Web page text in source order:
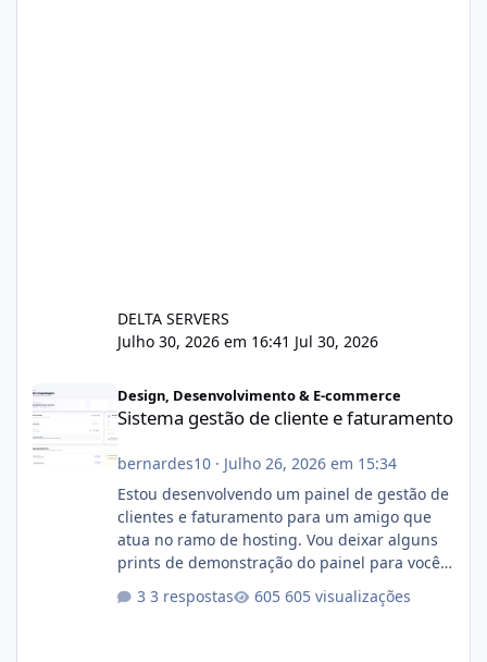
DELTA SERVERS
Julho 30, 2026 em 16:41 Jul 30, 2026
Design, Desenvolvimento & E-commerce
Sistema gestão de cliente e faturamento
bernardes10· Julho 26, 2026 em 15:34
Estou desenvolvendo um painel de gestão de
clientes e faturamento para um amigo que
atua no ramo de hosting. Vou deixar alguns
prints de demonstração do painel para vocês
com cerca de 80% concluído e conta com
3 respostas 605 visualizações